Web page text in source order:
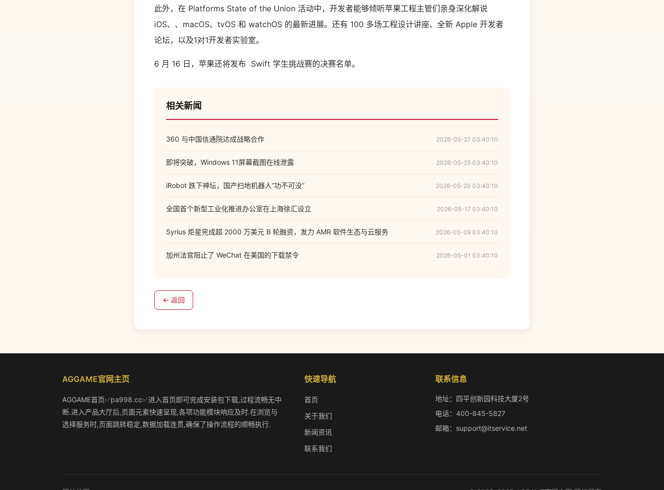
此外，在 Platforms State of the Union 活动中，开发者能够倾听苹果工程主管们亲身深化解说
iOS、、macOS、tvOS 和 watchOS 的最新进展。还有 100 多场工程设计讲座、全新 Apple 开发者
论坛，以及1对1开发者实验室。
6 月 16 日，苹果还将发布 Swift 学生挑战赛的决赛名单。
相关新闻
360 与中国信通院达成战略合作 2026-05-27 03:40:10
即将突破，Windows 11屏幕截图在线泄露 2026-05-25 03:40:10
iRobot 跌下神坛，国产扫地机器人“功不可没” 2026-05-20 03:40:10
全国首个新型工业化推进办公室在上海徐汇设立 2026-05-17 03:40:10
Syrius 炬星完成超 2000 万美元 B 轮融资，发力 AMR 软件生态与云服务 2026-05-09 03:40:10
加州法官阻止了 WeChat 在美国的下载禁令 2026-05-01 03:40:10
← 返回
AGGAME官网主页
AGGAME首页✅pa998.cc✅进入首页即可完成安装包下载,过程流畅无中
断.进入产品大厅后,页面元素快速呈现,各项功能模块响应及时.在浏览与
选择服务时,页面跳转稳定,数据加载连贯,确保了操作流程的顺畅执行.
快速导航
首页
关于我们
新闻资讯
联系我们
联系信息
地址：四平创新园科技大厦2号
电话：400-845-5827
邮箱：support@itservice.net